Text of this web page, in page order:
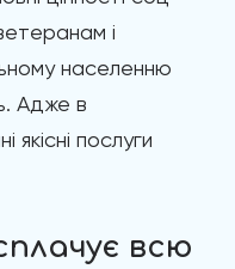
і
населенню
Адже в
якісні послуги
всю